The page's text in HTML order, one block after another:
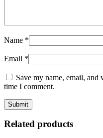
Name *
Email *
Save my name, email,
time I comment.
Related products